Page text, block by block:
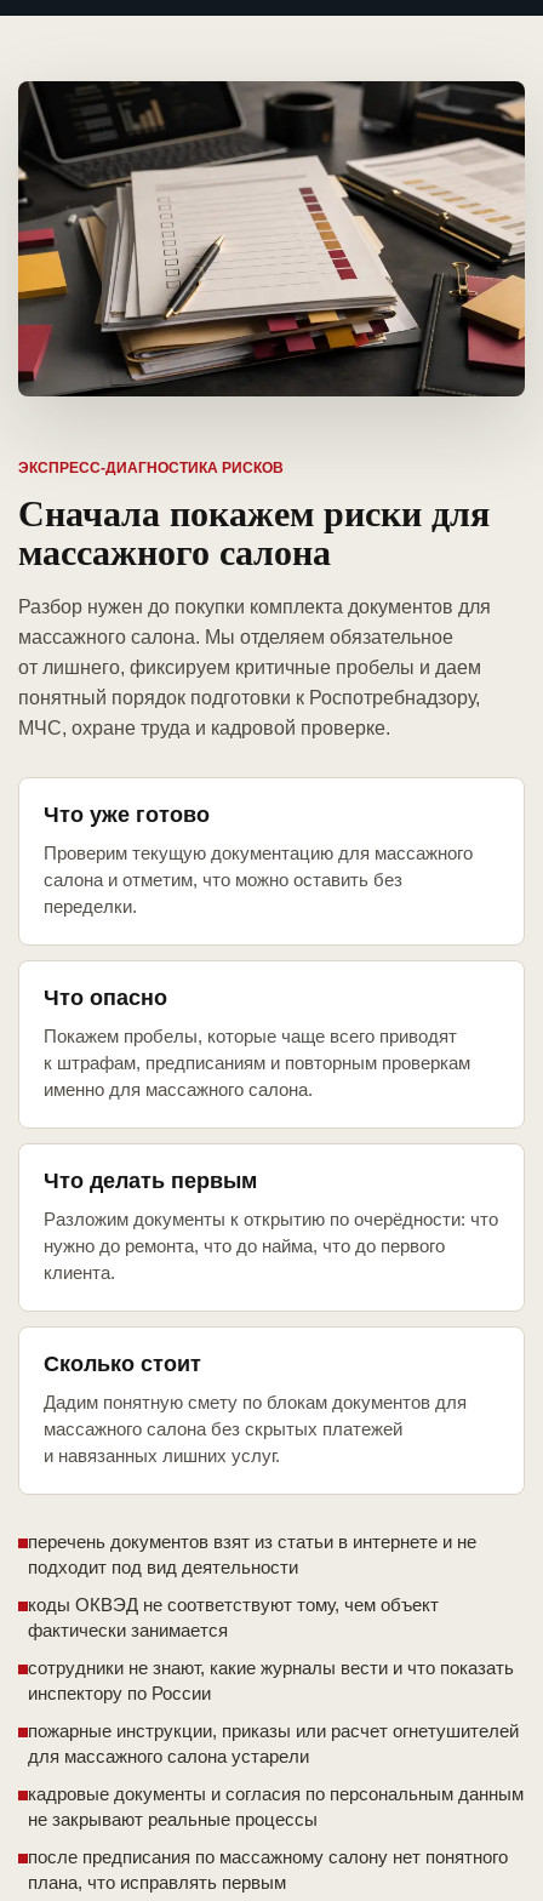
ЭКСПРЕСС-ДИАГНОСТИКА РИСКОВ
Сначала покажем риски для
массажного салона
Разбор нужен до покупки комплекта документов для
массажного салона. Мы отделяем обязательное
от лишнего, фиксируем критичные пробелы и даем
понятный порядок подготовки к Роспотребнадзору,
МЧС, охране труда и кадровой проверке.
Что уже готово
Проверим текущую документацию для массажного
салона и отметим, что можно оставить без
переделки.
Что опасно
Покажем пробелы, которые чаще всего приводят
к штрафам, предписаниям и повторным проверкам
именно для массажного салона.
Что делать первым
Разложим документы к открытию по очерёдности: что
нужно до ремонта, что до найма, что до первого
клиента.
Сколько стоит
Дадим понятную смету по блокам документов для
массажного салона без скрытых платежей
и навязанных лишних услуг.
перечень документов взят из статьи в интернете и не
подходит под вид деятельности
коды ОКВЭД не соответствуют тому, чем объект
фактически занимается
сотрудники не знают, какие журналы вести и что показать
инспектору по России
пожарные инструкции, приказы или расчет огнетушителей
для массажного салона устарели
кадровые документы и согласия по персональным данным
не закрывают реальные процессы
после предписания по массажному салону нет понятного
плана, что исправлять первым